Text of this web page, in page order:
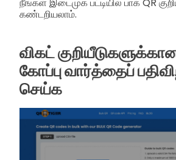
நீங்கள் இடைமுக பட்டியில் பாக் QR
கண்டறியலாம்.
விகட்
கோப்பு வார்த்தைப்
செய்க